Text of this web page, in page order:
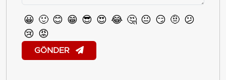
😀 🙂 😊 😁 😎 😍 😂 🤔 😐 😏 🤨 😕
😢 😡
GÖNDER